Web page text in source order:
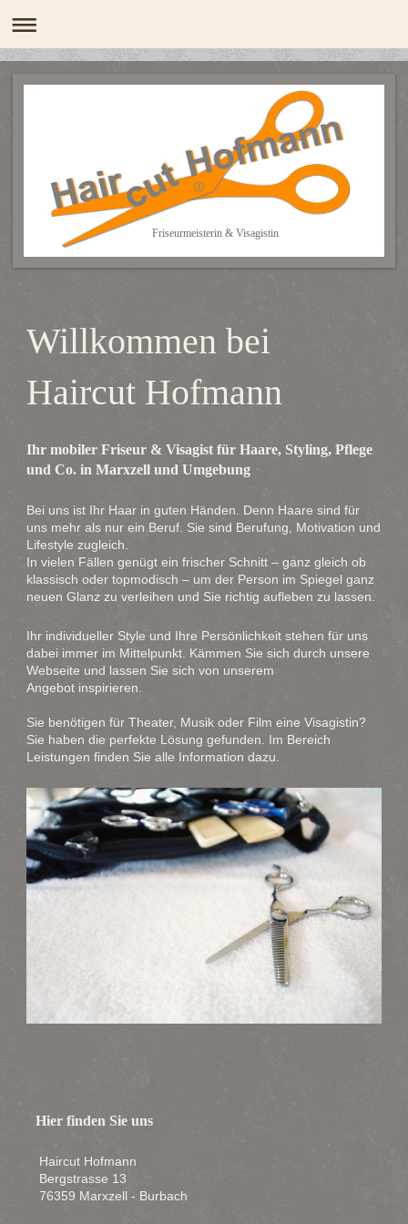
Friseurmeisterin & Visagistin
Willkommen bei
Haircut Hofmann
Ihr mobiler Friseur & Visagist für Haare, Styling, Pflege
und Co. in Marxzell und Umgebung
Bei uns ist Ihr Haar in guten Händen. Denn Haare sind für
uns mehr als nur ein Beruf. Sie sind Berufung, Motivation und
Lifestyle zugleich.
In vielen Fällen genügt ein frischer Schnitt – ganz gleich ob
klassisch oder topmodisch – um der Person im Spiegel ganz
neuen Glanz zu verleihen und Sie richtig aufleben zu lassen.
Ihr individueller Style und Ihre Persönlichkeit stehen für uns
dabei immer im Mittelpunkt. Kämmen Sie sich durch unsere
Webseite und lassen Sie sich von unserem
Angebot inspirieren.
Sie benötigen für Theater, Musik oder Film eine Visagistin?
Sie haben die perfekte Lösung gefunden. Im Bereich
Leistungen finden Sie alle Information dazu.
Hier finden Sie uns
Haircut Hofmann
Bergstrasse 13
76359 Marxzell - Burbach